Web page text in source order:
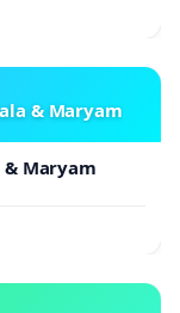
& Maryam
Maryam